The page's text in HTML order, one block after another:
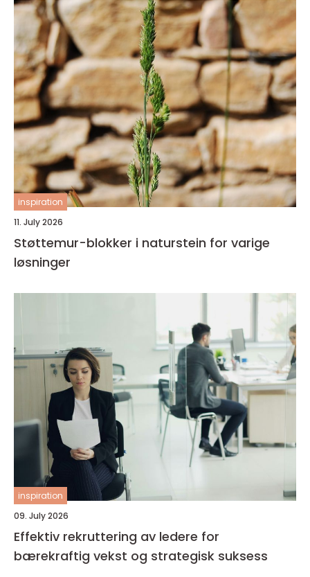
inspiration
11. July 2026
Støttemur-blokker i naturstein for varige
løsninger
inspiration
09. July 2026
Effektiv rekruttering av ledere for
bærekraftig vekst og strategisk suksess